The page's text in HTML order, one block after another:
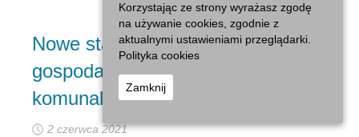
Nowe stawki opłaty za
gospodarowanie odpadami
komunalnymi
2 czerwca 2021
Korzystając ze strony wyrażasz zgodę
na używanie cookies, zgodnie z
aktualnymi ustawieniami przeglądarki.
Polityka cookies
Zamknij